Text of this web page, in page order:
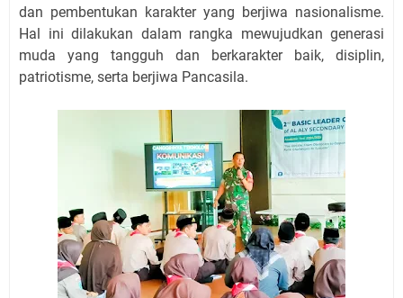
dan pembentukan karakter yang berjiwa nasionalisme.
Hal ini dilakukan dalam rangka mewujudkan generasi
muda yang tangguh dan berkarakter baik, disiplin,
patriotisme, serta berjiwa Pancasila.